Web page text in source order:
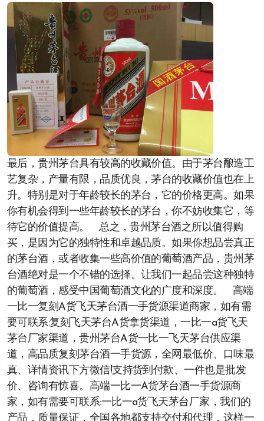
最后，贵州茅台具有较高的收藏价值。由于茅台酿造工
艺复杂，产量有限，品质优良，茅台的收藏价值也在上
升。特别是对于年龄较长的茅台，它的价格更高。如果
你有机会得到一些年龄较长的茅台，你不妨收集它，等
待它的价值提高。 总之，贵州茅台酒之所以值得购
买，是因为它的独特性和卓越品质。如果你想品尝真正
的茅台酒，或者收集一些高价值的葡萄酒产品，贵州茅
台酒绝对是一个不错的选择。让我们一起品尝这种独特
的葡萄酒，感受中国葡萄酒文化的广度和深度。 高端
一比一复刻A货飞天茅台酒一手货源渠道商家，如有需
要可联系:复刻飞天茅台A货拿货渠道，一比一a货飞天
茅台厂家渠道，贵州茅台A货一比一飞天茅台供应渠
道，高品质复刻茅台酒一手货源，全网最低价、口味最
真、详情资讯下方微信!支持货到付款、一件也是批发
价、咨询有惊喜。高端一比一A货茅台酒一手货源商
家，如有需要可联系:一比一a货飞天茅台厂家，我们的
产品，质量保证，全国各地都支持交付和代理，这样一